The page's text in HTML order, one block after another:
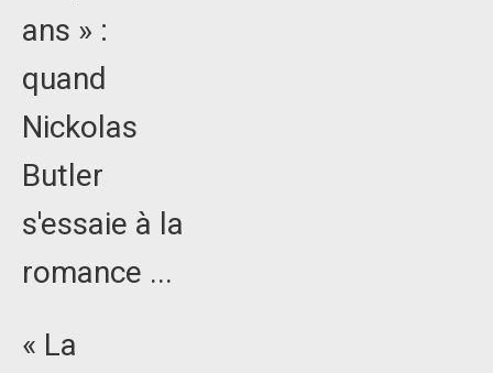
ans » :
quand
Nickolas
Butler
s'essaie à la
romance ...
« La